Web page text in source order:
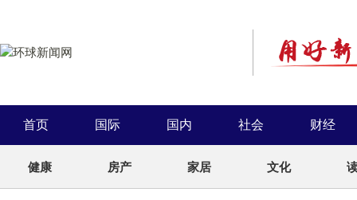
首页 国际 国内 社会 财经
健康 房产 家居 文化